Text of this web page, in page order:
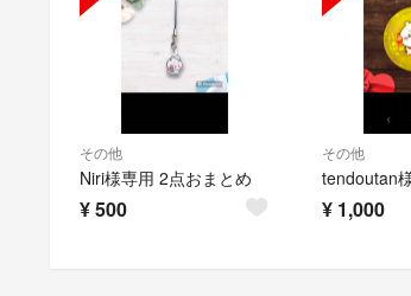
その他
Niri様専用 2点おまとめ
¥500
その他
¥ 1,000